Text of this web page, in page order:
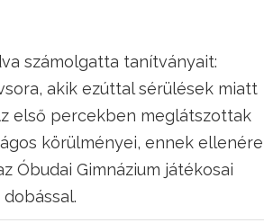
számolgatta tanítványait:
akik ezúttal sérülések miatt
első percekben meglátszottak
körülményei, ennek ellenére
Óbudai Gimnázium játékosai